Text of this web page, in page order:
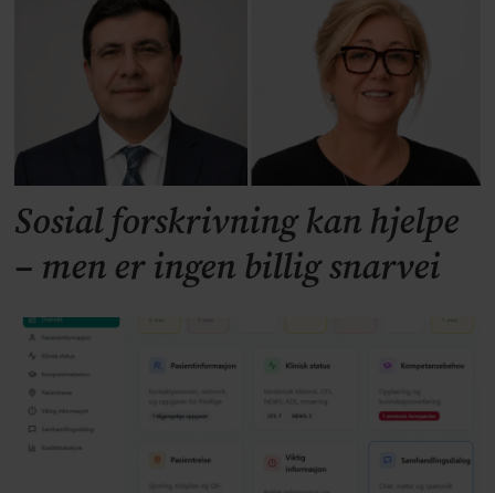
Sosial forskrivning kan hjelpe
– men er ingen billig snarvei